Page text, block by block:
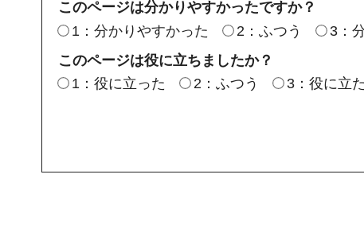
このページは分かりやすかったですか？
1：分かりやすかった
2：ふつう
3：
このページは役に立ちましたか？
1：役に立った
2：ふつう 3：役に立